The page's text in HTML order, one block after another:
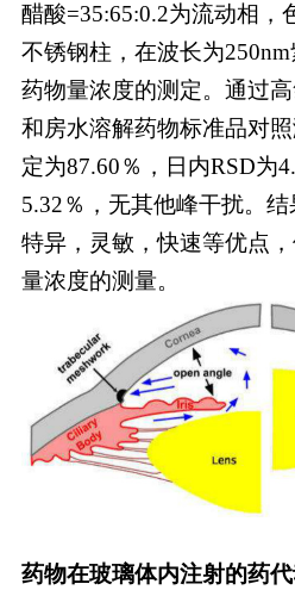
醋酸=35:65:0.2为流动相，
不锈钢柱，在波长为
药物量浓度的测定。通过
和房水溶解药物标准品对
定为87.60％，日内RSD为
5.32％，无其他峰干扰。
特异，灵敏，快速等优点
量浓度的测量。
药物在玻璃体内注射的药